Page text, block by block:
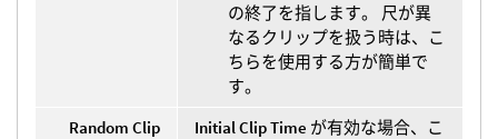
の終了を指します。 尺が異
なるクリップを扱う時は、こ
ちらを使用する方が簡単で
す。
Random Clip
Initial Clip Time が有効な場合、こ